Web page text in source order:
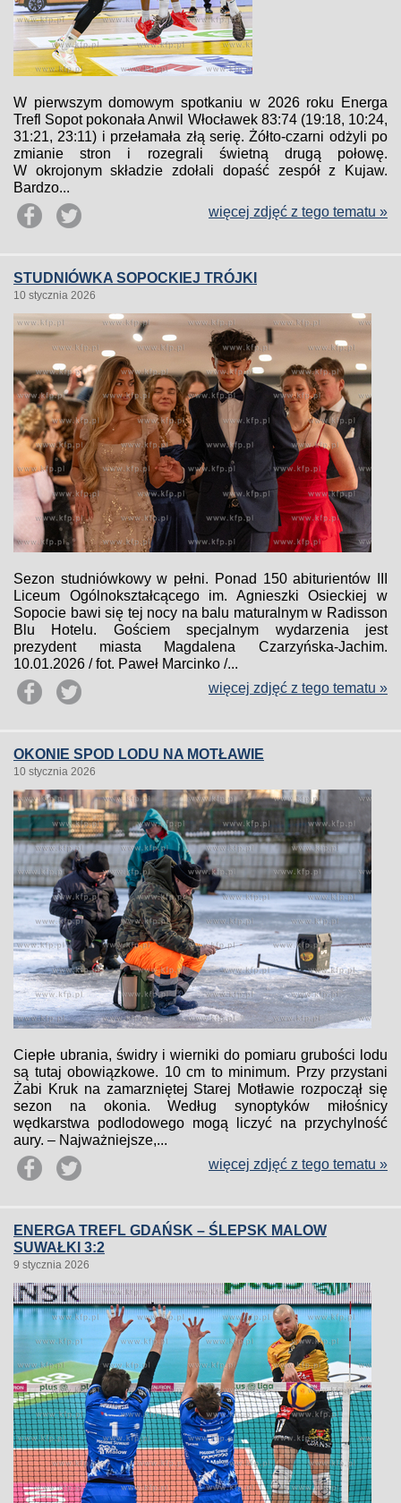
W pierwszym domowym spotkaniu w 2026 roku Energa
Trefl Sopot pokonała Anwil Włocławek 83:74 (19:18, 10:24,
31:21, 23:11) i przełamała złą serię. Żółto-czarni odżyli po
zmianie stron i rozegrali świetną drugą połowę.
W okrojonym składzie zdołali dopaść zespół z Kujaw.
Bardzo...
więcej zdjęć z tego tematu »
STUDNIÓWKA SOPOCKIEJ TRÓJKI
10 stycznia 2026
Sezon studniówkowy w pełni. Ponad 150 abiturientów III
Liceum Ogólnokształcącego im. Agnieszki Osieckiej w
Sopocie bawi się tej nocy na balu maturalnym w Radisson
Blu Hotelu. Gościem specjalnym wydarzenia jest
prezydent miasta Magdalena Czarzyńska-Jachim.
10.01.2026 / fot. Paweł Marcinko /...
więcej zdjęć z tego tematu »
OKONIE SPOD LODU NA MOTŁAWIE
10 stycznia 2026
Ciepłe ubrania, świdry i wierniki do pomiaru grubości lodu
są tutaj obowiązkowe. 10 cm to minimum. Przy przystani
Żabi Kruk na zamarzniętej Starej Motławie rozpoczął się
sezon na okonia. Według synoptyków miłośnicy
wędkarstwa podlodowego mogą liczyć na przychylność
aury. – Najważniejsze,...
więcej zdjęć z tego tematu »
ENERGA TREFL GDAŃSK – ŚLEPSK MALOW
SUWAŁKI 3:2
9 stycznia 2026